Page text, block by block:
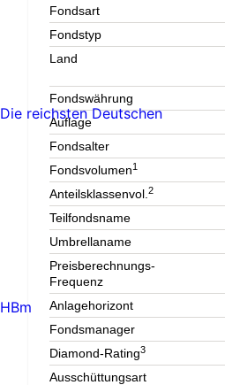
Fondsart
Fondstyp
Land
Fondswährung
Auflage
Fondsalter
Fondsvolumen1
Anteilsklassenvol.2
Teilfondsname
Umbrellaname
Preisberechnungs-
Frequenz
Anlagehorizont
Fondsmanager
Diamond-Rating3
Ausschüttungsart
Die reichsten Deutschen
HBm